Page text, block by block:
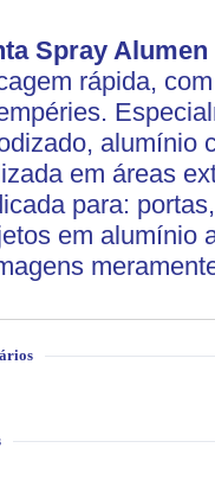
Spray
rápida,
alumínio
em áreas
para:
em alumínio